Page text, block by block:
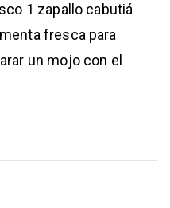
1 zapallo cabutiá
fresca para
un mojo con el